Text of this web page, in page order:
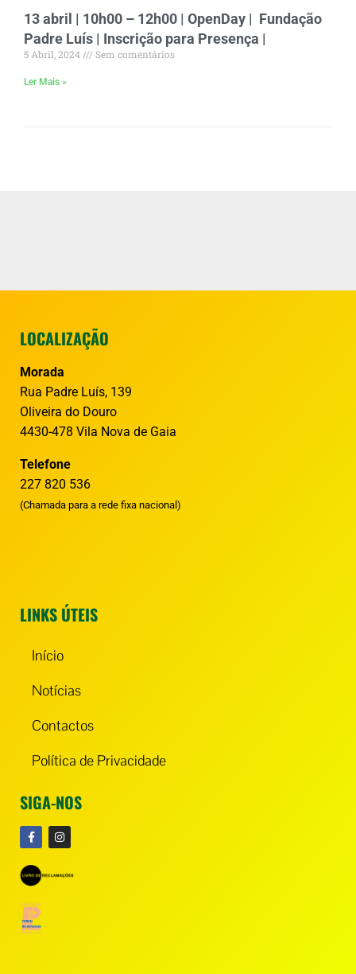
13 abril | 10h00 – 12h00 | OpenDay | Fundação
Padre Luís | Inscrição para Presença |
5 Abril, 2024 Sem comentários
Ler Mais »
LOCALIZAÇÃO
Morada
Rua Padre Luís, 139
Oliveira do Douro
4430-478 Vila Nova de Gaia
Telefone
227 820 536
(Chamada para a rede fixa nacional)
LINKS ÚTEIS
Início
Notícias
Contactos
Política de Privacidade
SIGA-NOS